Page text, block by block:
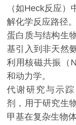
（如Heck反应
解化学反应路径。
蛋白质与结构生
基引入到非天然
利用核磁共振（
和动力学。
代谢研究与示踪
剂，用于研究生
甲基在复杂生物